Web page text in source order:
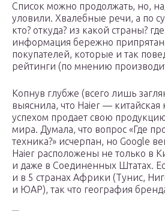
Список можно продолжать, но,
уловили. Хвалебные речи, а по
кто? откуда? из какой страны?
информация бережно
покупателей, которые и так
рейтинги (по мнению
Копнув глубже (всего лишь
выяснила, что Haier — китайская
успехом продает свою
мира. Думала, что вопрос «Где
техника?» исчерпан, но Google
Haier расположены не только в
и даже в Соединенных Штатах.
и в 5 странах Африки (Тунис,
и ЮАР), так что география